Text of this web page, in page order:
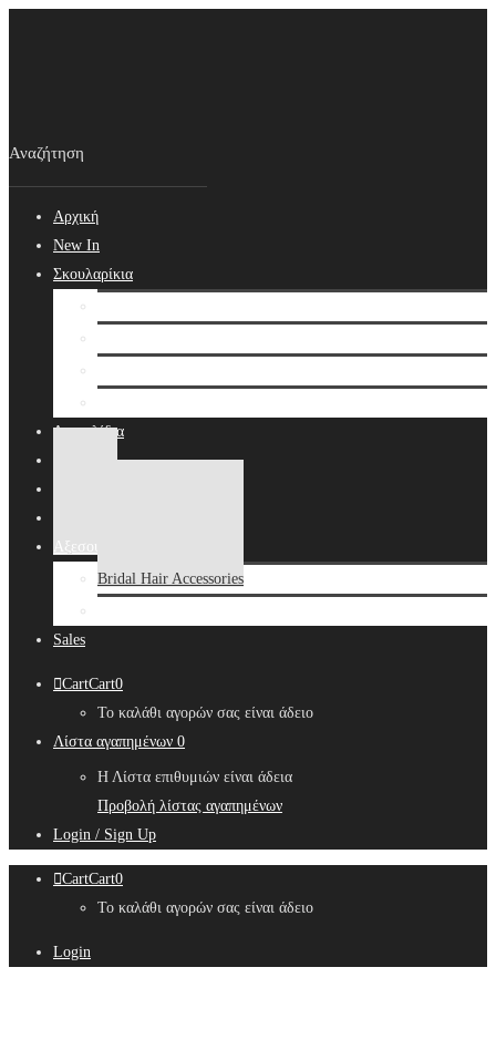
Αρχική
New In
Σκουλαρίκια
Δαχτυλίδια
Αξεσουάρ
Bridal Hair Accessories
Sales
CartCart0
Το καλάθι αγορών σας είναι άδειο
Λίστα αγαπημένων 0
Η Λίστα επιθυμιών είναι άδεια
Προβολή λίστας αγαπημένων
Login / Sign Up
CartCart0
Το καλάθι αγορών σας είναι άδειο
Login